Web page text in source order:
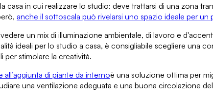
casa in cui realizzare lo studio: deve trattarsi di una zona
anche il sottoscala può rivelarsi uno spazio ideale per
un mix di illuminazione ambientale, di lavoro e
ideali per lo studio a casa, è consigliabile scegliere una
stimolare la creatività.
all’aggiunta di piante da internoè una soluzione ottima per
una ventilazione adeguata e una buona circolazione